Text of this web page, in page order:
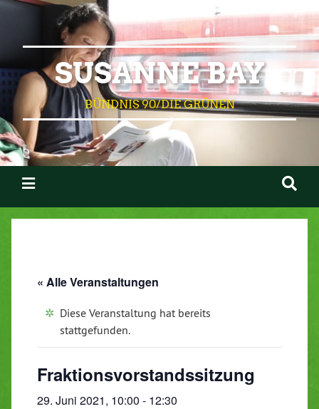
SUSANNE BAY
BÜNDNIS 90/DIE GRÜNEN
« Alle Veranstaltungen
Diese Veranstaltung hat bereits
stattgefunden.
Fraktionsvorstandssitzung
29. Juni 2021, 10:00 - 12:30